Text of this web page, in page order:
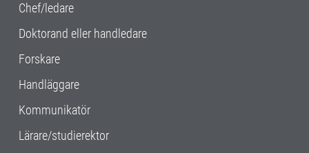
Chef/ledare
Doktorand eller handledare
Forskare
Handläggare
Kommunikatör
Lärare/studierektor